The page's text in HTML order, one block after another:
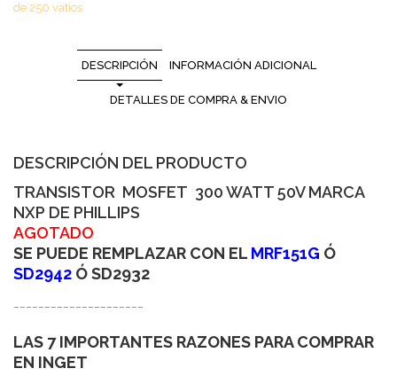
de 250 vatios
DESCRIPCIÓN INFORMACIÓN ADICIONAL
DETALLES DE COMPRA & ENVIO
DESCRIPCIÓN DEL PRODUCTO
TRANSISTOR MOSFET 300 WATT 50V MARCA
NXP DE PHILLIPS
AGOTADO
SE PUEDE REMPLAZAR CON EL MRF151G Ó
SD2942 Ó SD2932
LAS 7 IMPORTANTES RAZONES PARA COMPRAR
EN INGET